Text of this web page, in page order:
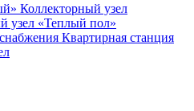
Коллекторный узел
узел «Теплый пол»
Квартирная станция